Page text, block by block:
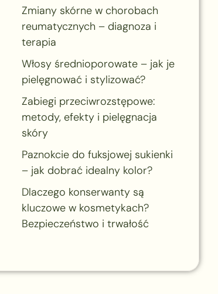
Zmiany skórne w chorobach
reumatycznych – diagnoza i
terapia
Włosy średnioporowate – jak je
pielęgnować i stylizować?
Zabiegi przeciwrozstępowe:
metody, efekty i pielęgnacja
skóry
Paznokcie do fuksjowej sukienki
– jak dobrać idealny kolor?
Dlaczego konserwanty są
kluczowe w kosmetykach?
Bezpieczeństwo i trwałość